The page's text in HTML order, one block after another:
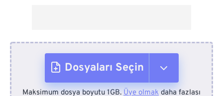
Dosyaları Seçin
Maksimum dosya boyutu 1GB. Üye olmak daha fazlası